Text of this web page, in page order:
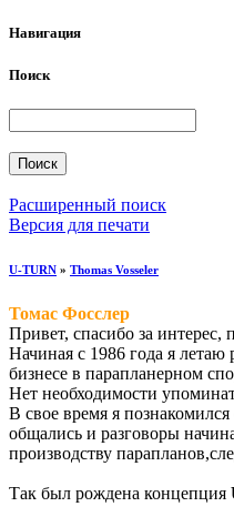
Навигация
Поиск
Расширенный поиск
Версия для печати
U-TURN » Thomas Vosseler
Томас Фосслер
Привет, спасибо за
Начиная с 1986 года я летаю
бизнесе в парапланерном
Нет необходимости
В свое время я
общались и разговоры
производству
Так был рождена концепция